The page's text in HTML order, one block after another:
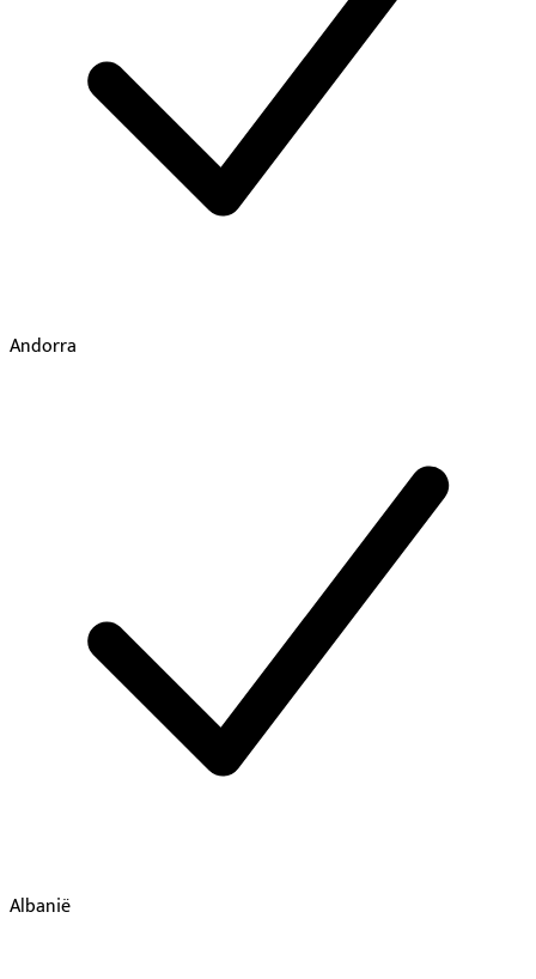
Andorra
Albanië